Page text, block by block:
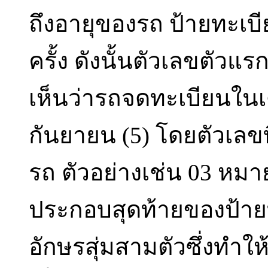
ถึงอายุของรถ ป้ายทะเ
ครั้ง ดังนั้นตัวเลขตัวแร
เห็นว่ารถจดทะเบียนใ
กันยายน (5) โดยตัวเล
รถ ตัวอย่างเช่น 03 หม
ประกอบสุดท้ายของป้า
อักษรสุ่มสามตัวซึ่งทำใ